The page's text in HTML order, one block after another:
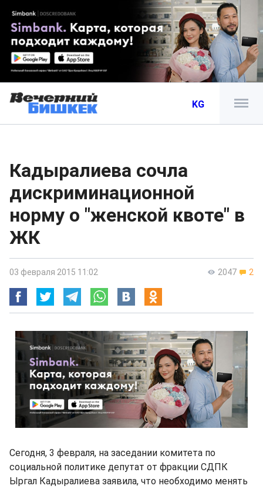
KG
Кадыралиева сочла
дискриминационной
норму о "женской квоте" в
ЖК
2047 2
03 февраля 2015 11:02
Сегодня, 3 февраля, на заседании комитета по
социальной политике депутат от фракции СДПК
Ыргал Кадыралиева заявила, что необходимо менять